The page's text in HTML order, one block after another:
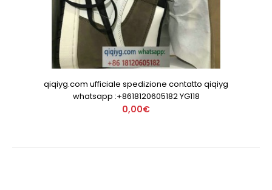
qiqiyg.com ufficiale spedizione contatto qiqiyg
whatsapp :+8618120605182 YG118
0,00€